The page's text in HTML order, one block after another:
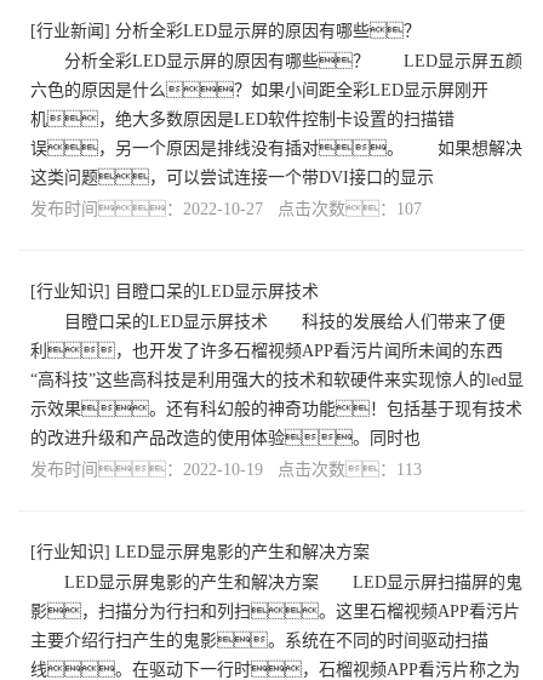
[行业新闻 ] 分析全彩LED显示屏的原因有哪些？
分析全彩LED显示屏的原因有哪些？ LED显示屏五颜
六色的原因是什么？如果小间距全彩LED显示屏刚开
机，绝大多数原因是LED软件控制卡设置的扫描错
误，另一个原因是排线没有插对。 如果想解决
这类问题，可以尝试连接一个带DVI接口的显示
发布时间：2022-10-27 点击次数：107
[行业知识] 目瞪口呆的LED显示屏技术
目瞪口呆的LED显示屏技术 科技的发展给人们带来了便
利，也开发了许多石榴视频APP看污片闻所未闻的东西
“高科技”这些高科技是利用强大的技术和软硬件来实现惊人的led显
示效果。还有科幻般的神奇功能！包括基于现有技术
的改进升级和产品改造的使用体验。同时也
发布时间：2022-10-19 点击次数：113
[行业知识] LED显示屏鬼影的产生和解决方案
LED显示屏鬼影的产生和解决方案 LED显示屏扫描屏的鬼
影，扫描分为行扫和列扫。这里石榴视频APP看污片
主要介绍行扫产生的鬼影。系统在不同的时间驱动扫描
线。在驱动下一行时，石榴视频APP看污片称之为